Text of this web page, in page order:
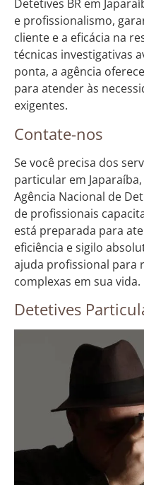
Detetives BR em
e profissionalismo,
cliente e a eficácia na
técnicas investigativas
ponta, a agência
para atender às
exigentes.
Contate-nos
Se você precisa dos
particular em
Agência Nacional de
de profissionais
está preparada para
eficiência e sigilo
ajuda profissional para
complexas em sua vida.
Detetives